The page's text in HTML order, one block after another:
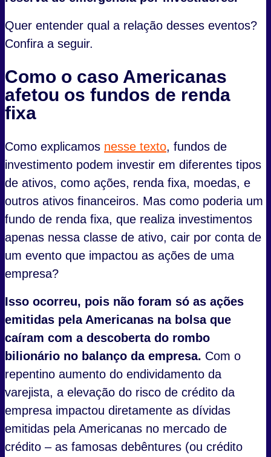
Quer entender qual a relação desses eventos?
Confira a seguir.
Como o caso Americanas
afetou os fundos de renda
fixa
Como explicamos nesse texto, fundos de
investimento podem investir em diferentes tipos
de ativos, como ações, renda fixa, moedas, e
outros ativos financeiros. Mas como poderia um
fundo de renda fixa, que realiza investimentos
apenas nessa classe de ativo, cair por conta de
um evento que impactou as ações de uma
empresa?
Isso ocorreu, pois não foram só as ações
emitidas pela Americanas na bolsa que
caíram com a descoberta do rombo
bilionário no balanço da empresa. Com o
repentino aumento do endividamento da
varejista, a elevação do risco de crédito da
empresa impactou diretamente as dívidas
emitidas pela Americanas no mercado de
crédito – as famosas debêntures (ou crédito